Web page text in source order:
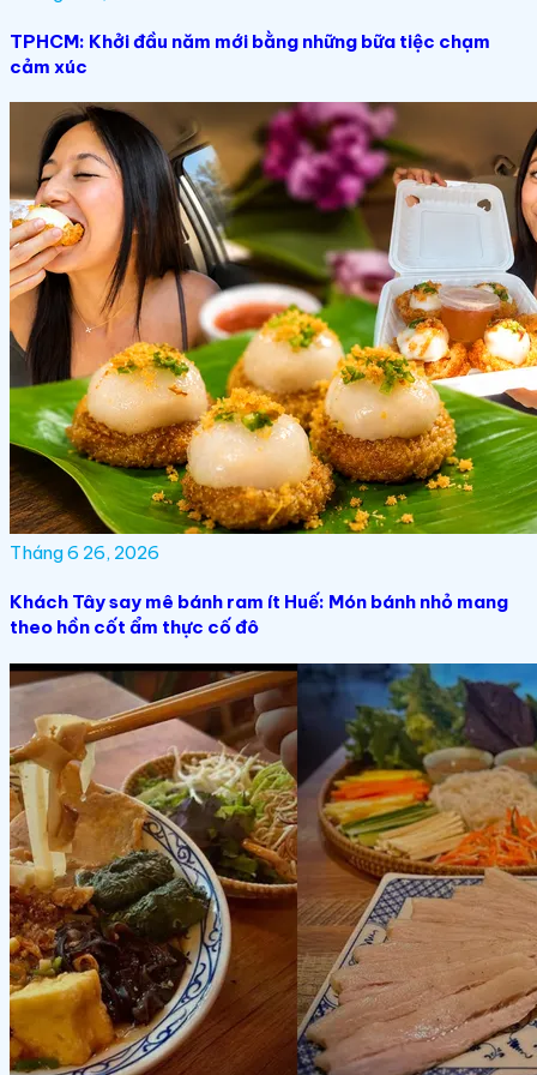
TPHCM: Khởi đầu năm mới bằng những bữa tiệc chạm
cảm xúc
Tháng 6 26, 2026
Khách Tây say mê bánh ram ít Huế: Món bánh nhỏ mang
theo hồn cốt ẩm thực cố đô